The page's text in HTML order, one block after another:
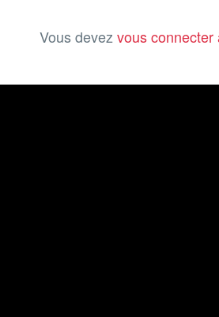
Vous devezvous